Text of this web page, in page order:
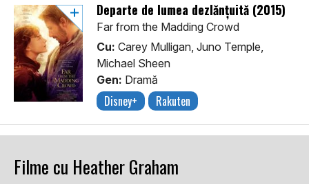
Departe de lumea dezlănțuită (2015)
Far from the Madding Crowd
Cu: Carey Mulligan, Juno Temple,
Michael Sheen
Gen: Dramă
Disney+ Rakuten
Filme cu Heather Graham